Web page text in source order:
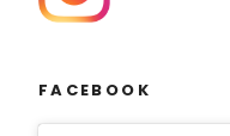
FACEBOOK